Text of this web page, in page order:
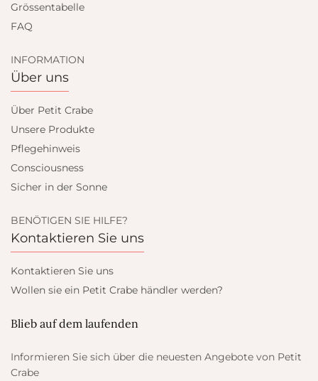
Grössentabelle
FAQ
INFORMATION
Über uns
Über Petit Crabe
Unsere Produkte
Pflegehinweis
Consciousness
Sicher in der Sonne
BENÖTIGEN SIE HILFE?
Kontaktieren Sie uns
Kontaktieren Sie uns
Wollen sie ein Petit Crabe händler werden?
Blieb auf dem laufenden
Informieren Sie sich über die neuesten Angebote von Petit
Crabe